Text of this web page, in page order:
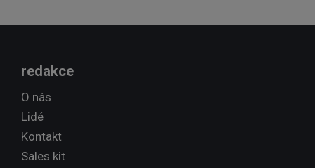
redakce
O nás
Lidé
Kontakt
Sales kit